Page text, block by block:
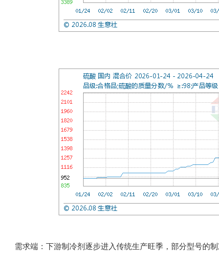
需求端：下游制冷剂逐步进入传统生产旺季，部分型号的